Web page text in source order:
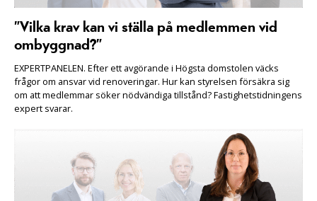
”Vilka krav kan vi ställa på medlemmen vid
ombyggnad?”
EXPERTPANELEN. Efter ett avgörande i Högsta domstolen väcks
frågor om ansvar vid renoveringar. Hur kan styrelsen försäkra sig
om att medlemmar söker nödvändiga tillstånd? Fastighetstidningens
expert svarar.